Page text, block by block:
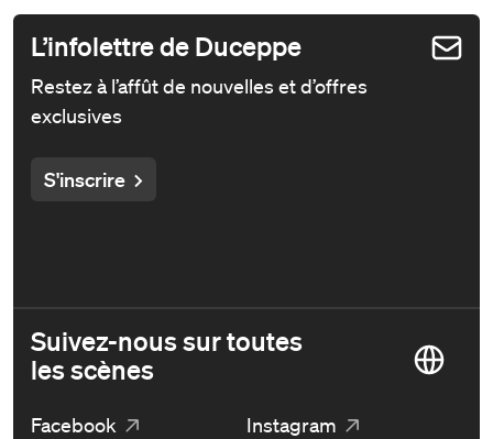
L’infolettre de Duceppe
Restez à l’affût de nouvelles et d’offres
exclusives
S'inscrire
Suivez-nous sur toutes
les scènes
Facebook
Instagram